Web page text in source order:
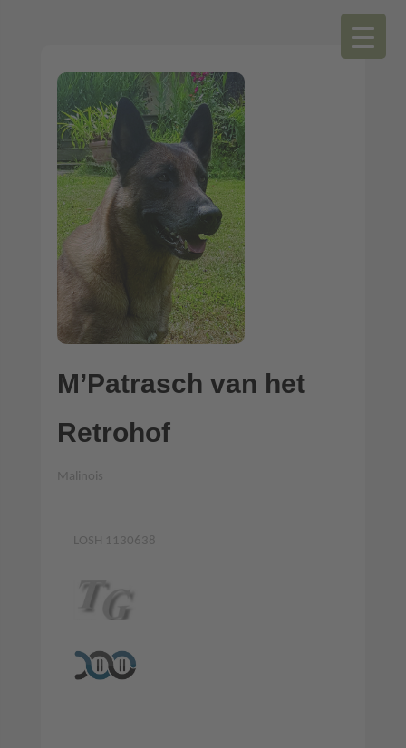
M’Patrasch van het
Retrohof
Malinois
LOSH 1130638